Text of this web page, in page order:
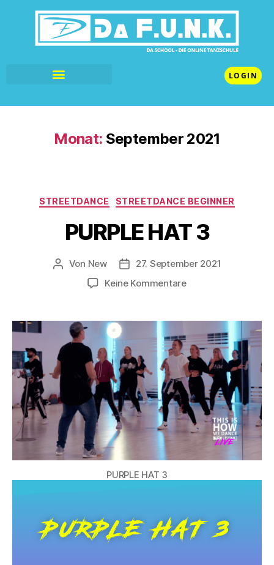
LOGIN
Monat: September 2021
STREETDANCE STREETDANCE BEGINNER
PURPLE HAT 3
Von New
27. September 2021
Keine Kommentare
PURPLE HAT 3
PURPLE HAT 3